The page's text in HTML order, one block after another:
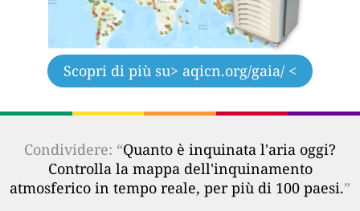
Scopri di più su> aqicn.org/gaia/ <
Condividere: “Quanto è inquinata l'aria oggi?
Controlla la mappa dell'inquinamento
atmosferico in tempo reale, per più di 100 paesi.”